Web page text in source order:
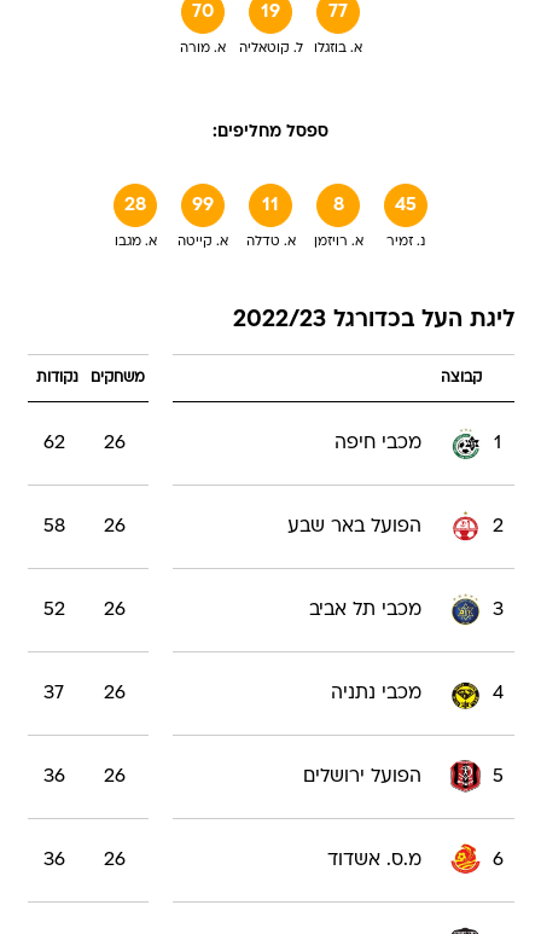
70
א. מורה
19
ל. קוטאליה
77
א. בוזגלו
ספסל מחליפים:
28
א. מגבו
99
א. קייטה
11
א. טדלה
8
א. רויזמן
45
נ. זמיר
ליגת העל בכדורגל 2022/23
קבוצה משחקים נקודות
1 מכבי חיפה 26
62
2 הפועל באר שבע 26
58
3 מכבי תל אביב 26
52
4 מכבי נתניה 26
37
5 הפועל ירושלים 26
36
6 מ.ס. אשדוד 26
36